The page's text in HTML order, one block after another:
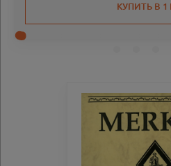
КУПИТЬ В